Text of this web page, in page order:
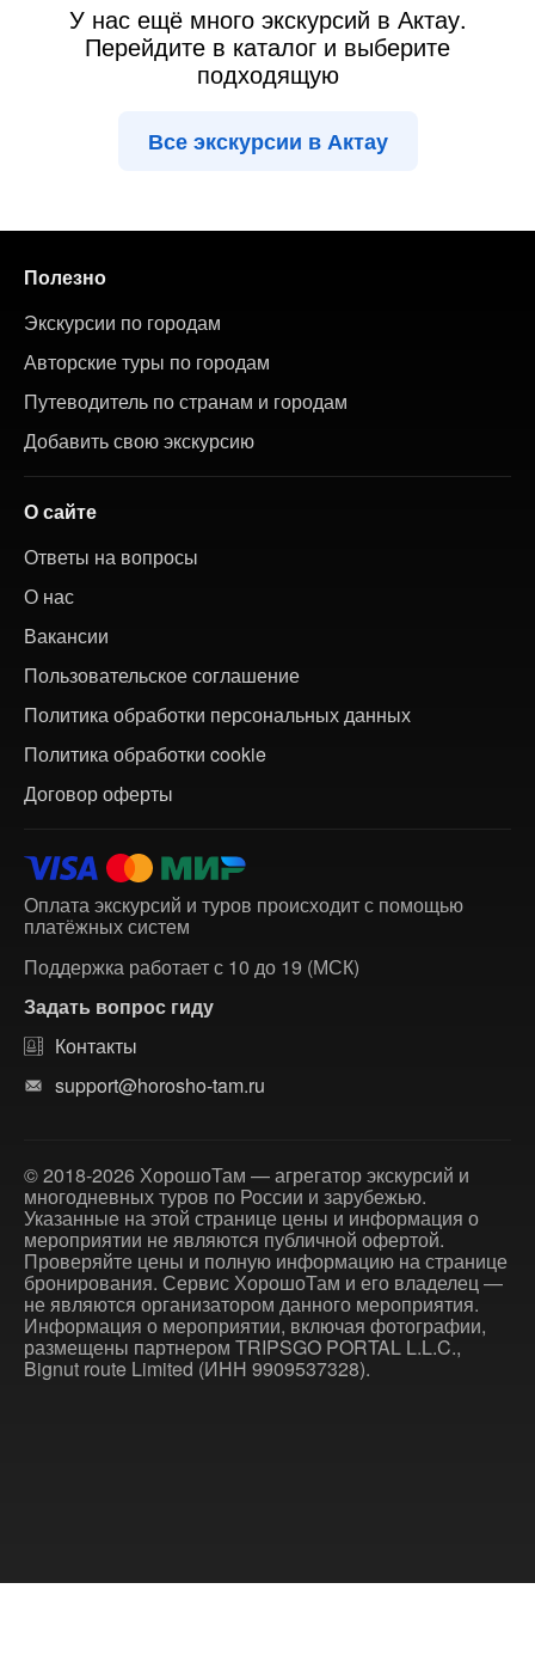
У нас ещё много экскурсий в Актау.
Перейдите в каталог и выберите
подходящую
Все экскурсии в Актау
Полезно
Экскурсии по городам
Авторские туры по городам
Путеводитель по странам и городам
Добавить свою экскурсию
О сайте
Ответы на вопросы
О нас
Вакансии
Пользовательское соглашение
Политика обработки персональных данных
Политика обработки cookie
Договор оферты
Оплата экскурсий и туров происходит с помощью
платёжных систем
Поддержка работает с 10 до 19 (МСК)
Задать вопрос гиду
Контакты
support@horosho-tam.ru
© 2018-2026 ХорошоТам — агрегатор экскурсий и
многодневных туров по России и зарубежью.
Указанные на этой странице цены и информация о
мероприятии не являются публичной офертой.
Проверяйте цены и полную информацию на странице
бронирования. Сервис ХорошоТам и его владелец —
не являются организатором данного мероприятия.
Информация о мероприятии, включая фотографии,
размещены партнером TRIPSGO PORTAL L.L.C.,
Bignut route Limited (ИНН 9909537328).